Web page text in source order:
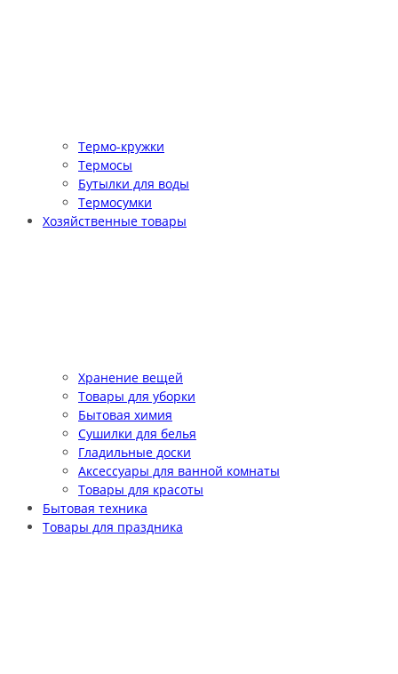
Термо-кружки
Термосы
Бутылки для воды
Термосумки
Хозяйственные товары
Хранение вещей
Товары для уборки
Бытовая химия
Сушилки для белья
Гладильные доски
Аксессуары для ванной комнаты
Товары для красоты
Бытовая техника
Товары для праздника